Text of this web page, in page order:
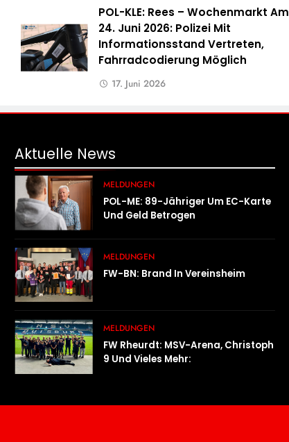
POL-KLE: Rees – Wochenmarkt Am
24. Juni 2026: Polizei Mit
Informationsstand Vertreten,
Fahrradcodierung Möglich
17. Juni 2026
Aktuelle News
MELDUNGEN
POL-ME: 89-Jähriger Um EC-Karte
Und Geld Betrogen
MELDUNGEN
FW-BN: Brand In Vereinsheim
MELDUNGEN
FW Rheurdt: MSV-Arena, Christoph
9 Und Vieles Mehr: